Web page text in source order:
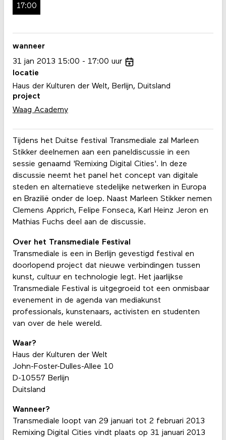
17:00
Tijdens het Duitse festival Transmediale zal Marleen
Stikker deelnemen aan een paneldiscussie in een
sessie genaamd 'Remixing Digital Cities'. In deze
discussie neemt het panel het concept van digitale
steden en alternatieve stedelijke netwerken in Europa
en Brazilië onder de loep. Naast Marleen Stikker nemen
Clemens Apprich, Felipe Fonseca, Karl Heinz Jeron en
Mathias Fuchs deel aan de discussie.
Over het Transmediale Festival
Transmediale is een in Berlijn gevestigd festival en
doorlopend project dat nieuwe verbindingen tussen
kunst, cultuur en technologie legt. Het jaarlijkse
Transmediale Festival is uitgegroeid tot een onmisbaar
evenement in de agenda van mediakunst
professionals, kunstenaars, activisten en studenten
van over de hele wereld.
Waar?
Haus der Kulturen der Welt
John-Foster-Dulles-Allee 10
D-10557 Berlijn
Duitsland
Wanneer?
Transmediale loopt van 29 januari tot 2 februari 2013
Remixing Digital Cities vindt plaats op 31 januari 2013
wanneer
31 jan 2013 15:00 17:00 uur
locatie
Haus der Kulturen der Welt, Berlijn, Duitsland
project
Waag Academy